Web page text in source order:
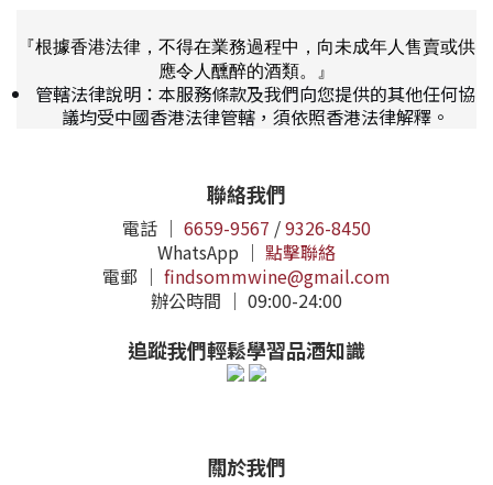
『根據香港法律，不得在業務過程中，向未成年人售賣或供
應令人醺醉的酒類。』
管轄法律說明：本服務條款及我們向您提供的其他任何協
議均受中國香港法律管轄，須依照香港法律解釋。
聯絡我們
電話 ｜ 6659-9567 /9326-8450
WhatsApp ｜ 點擊聯絡
電郵 ｜ findsommwine@gmail.com
辦公時間 ｜ 09:00-24:00
追蹤我們輕鬆學習品酒知識
關於我們